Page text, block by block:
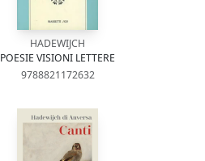
HADEWIJCH
POESIE VISIONI LETTERE
9788821172632